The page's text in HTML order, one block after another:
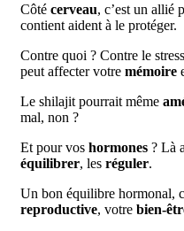
Côté cerveau, c’est un allié
contient aident à le protéger.
Contre quoi ? Contre le
peut affecter votre mémoire
Le shilajit pourrait même
mal, non ?
Et pour vos hormones ? Là
équilibrer, les réguler.
Un bon équilibre hormonal,
reproductive, votre bien-